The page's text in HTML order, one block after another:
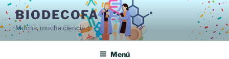
al
contenido
BIODECOFA
Mucha, mucha ciencia :)
Menú